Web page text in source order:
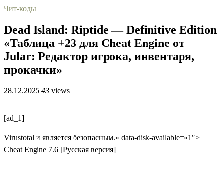
Чит-коды
Dead Island: Riptide — Definitive Edition
«Таблица +23 для Cheat Engine от
Jular: Редактор игрока, инвентаря,
прокачки»
28.12.2025 43 views
[ad_1]
Virustotal и является безопасным.» data-disk-available=»1″>
Cheat Engine 7.6 [Русская версия]